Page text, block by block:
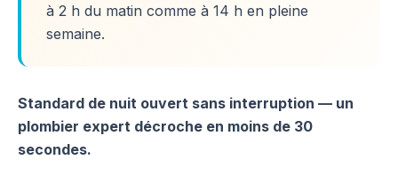
à 2 h du matin comme à 14 h en pleine
semaine.
Standard de nuit ouvert sans interruption — un
plombier expert décroche en moins de 30
secondes.